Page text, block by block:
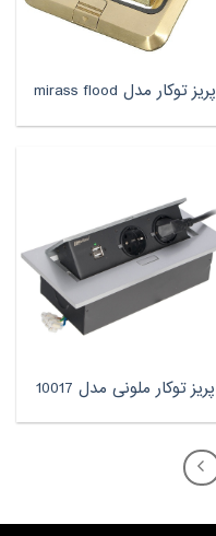
پریز توکار مدل mirass flood
پریز توکار ملونی مدل 10017